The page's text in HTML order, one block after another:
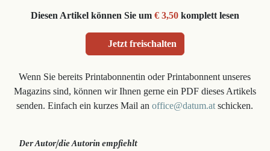
Diesen Artikel können Sie um € 3,50komplett lesen
Jetzt freischalten
Wenn Sie bereits Printabonnentin oder Printabonnent unseres
Magazins sind, können wir Ihnen gerne ein PDF dieses Artikels
senden. Einfach ein kurzes Mail anoffice@datum.at schicken.
Der Autor/die Autorin empfiehlt